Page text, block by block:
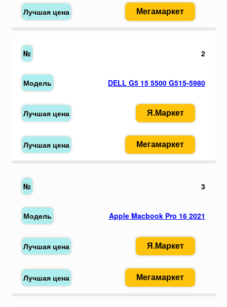
Мегамаркет
2
DELL G5 15 5500 G515-5980
Я.Маркет
Мегамаркет
3
Apple Macbook Pro 16 2021
Я.Маркет
Мегамаркет